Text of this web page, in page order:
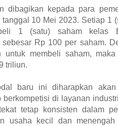
dibagikan kepada para
tanggal 10 Mei 2023. Setiap 1
1 (satu) saham kelas
sebesar Rp 100 per saham.
untuk membeli saham,
triliun.
baru ini diharapkan
berkompetisi di layanan
tetap konsisten dalam
usaha kecil dan